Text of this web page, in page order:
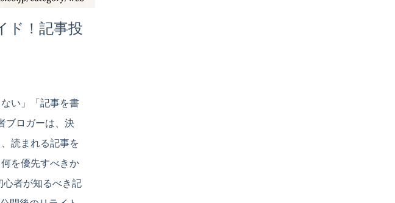
ド！記事投
い」「記事を書
ブロガーは、決
読まれる記事を
を優先すべきか
心者が知るべき記